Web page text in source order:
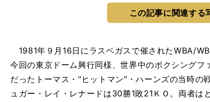
この記事に関連する
1981年９月16日にラスベガスで催されたWBA/
今回の東京ドーム興行同様、世界中のボクシング
だったトーマス・"ヒットマン"・ハーンズの当時の
ュガー・レイ・レナードは30勝1敗21ＫＯ。両者は